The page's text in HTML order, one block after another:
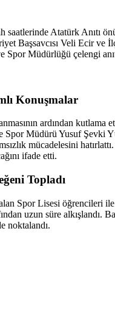
saatlerinde Atatürk Anıtı
Başsavcısı Veli Ecir ve
Spor Müdürlüğü çelengi
Konuşmalar
ardından
Müdürü Yusuf Şevki
mücadelesini
ifade etti.
Topladı
alan Spor Lisesi
uzun süre alkışlandı.
noktalandı.